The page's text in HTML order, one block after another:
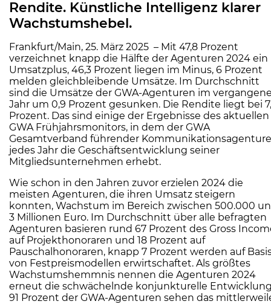
Rendite. Künstliche Intelligenz klarer
Wachstumshebel.
Frankfurt/Main, 25. März 2025 – Mit 47,8 Prozent
verzeichnet knapp die Hälfte der Agenturen 2024 ein
Umsatzplus, 46,3 Prozent liegen im Minus, 6 Prozent
melden gleichbleibende Umsätze. Im Durchschnitt
sind die Umsätze der GWA-Agenturen im
Jahr um 0,9 Prozent gesunken. Die Rendite liegt bei
Prozent. Das sind einige der Ergebnisse des aktuellen
GWA Frühjahrsmonitors, in dem der GWA
Gesamtverband führender
jedes Jahr die Geschäftsentwicklung seiner
Mitgliedsunternehmen erhebt.
Wie schon in den Jahren zuvor erzielen 2024 die
meisten Agenturen, die ihren Umsatz steigern
konnten, Wachstum im Bereich zwischen 500.000
3 Millionen Euro. Im Durchschnitt über alle befragten
Agenturen basieren rund 67 Prozent des Gross
auf Projekthonoraren und 18 Prozent auf
Pauschalhonoraren, knapp 7 Prozent werden auf
von Festpreismodellen erwirtschaftet. Als größtes
Wachstumshemmnis nennen die Agenturen 2024
erneut die schwächelnde konjunkturelle
91 Prozent der GWA-Agenturen sehen das